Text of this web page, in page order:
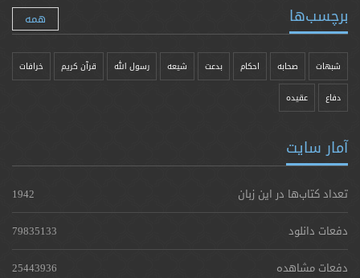
برچسب‌ها همه
شبهات صحابه احکام بدعت شیعه رسول الله قرآن کریم خرافات
دفاع عقیده
آمار سایت
تعداد کتاب‌ها در این زبان
1942
دفعات دانلود
79835133
دفعات مشاهده
25443936